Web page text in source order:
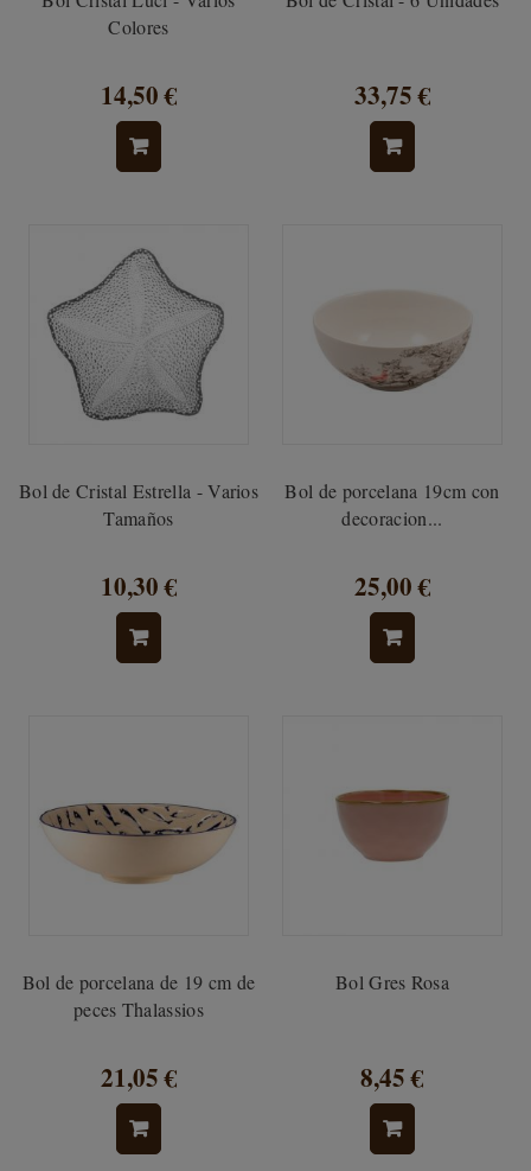
Colores
14,50 € 33,75 €
Bol de Cristal Estrella - Varios
Tamaños
10,30 €
Bol de porcelana 19cm con
decoracion...
25,00 €
Bol de porcelana de 19 cm de
peces Thalassios
21,05 €
Bol Gres Rosa
8,45 €